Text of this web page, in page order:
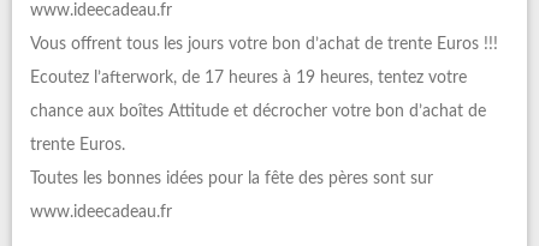
www.ideecadeau.fr
Vous offrent tous les jours votre bon d’achat de trente Euros !!!
Ecoutez l’afterwork, de 17 heures à 19 heures, tentez votre
chance aux boîtes Attitude et décrocher votre bon d’achat de
trente Euros.
Toutes les bonnes idées pour la fête des pères sont sur
www.ideecadeau.fr